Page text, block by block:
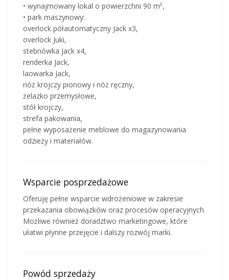
• wynajmowany lokal o powierzchni 90 m²,
• park maszynowy:
overlock półautomatyczny Jack x3,
overlock Juki,
stebnówka Jack x4,
renderka Jack,
laowarka Jack,
nóż krojczy pionowy i nóż ręczny,
żelazko przemysłowe,
stół krojczy,
strefa pakowania,
pełne wyposażenie meblowe do magazynowania
odzieży i materiałów.
Wsparcie posprzedażowe
Oferuję pełne wsparcie wdrożeniowe w zakresie
przekazania obowiązków oraz procesów operacyjnych.
Możliwe również doradztwo marketingowe, które
ułatwi płynne przejęcie i dalszy rozwój marki.
Powód sprzedaży